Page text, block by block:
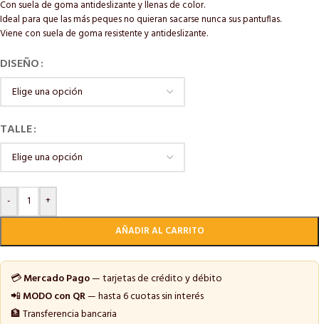
Con suela de goma antideslizante y llenas de color.
Ideal para que las más peques no quieran sacarse nunca sus pantuflas.
Viene con suela de goma resistente y antideslizante.
DISEÑO
TALLE
-
+
AÑADIR AL CARRITO
💳Mercado Pago— tarjetas de crédito y débito
📲MODO con QR— hasta 6 cuotas sin interés
🏦 Transferencia bancaria